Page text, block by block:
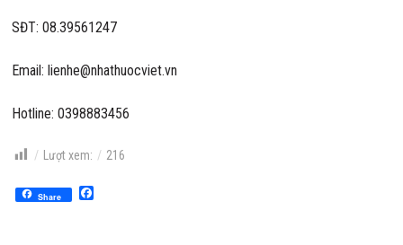
SĐT: 08.39561247
Email: lienhe@nhathuocviet.vn
Hotline: 0398883456
Lượt xem: 216
Share